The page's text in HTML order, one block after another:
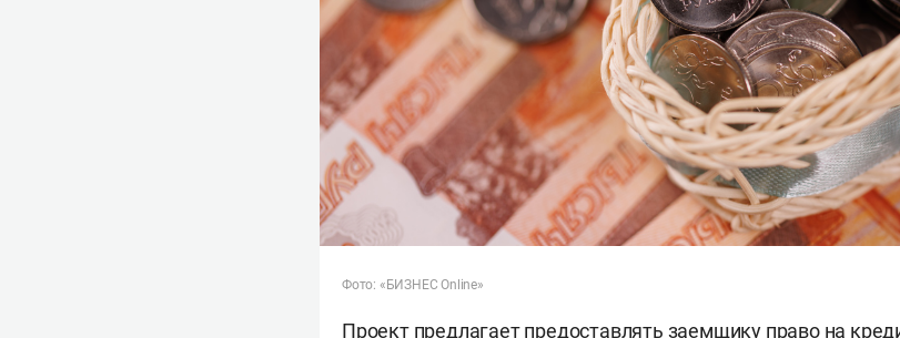
Фото: «БИЗНЕС Online»
Проект предлагает предоставлять заемщику право на